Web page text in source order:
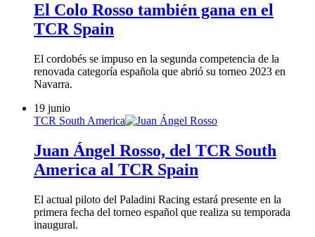
El Colo Rosso también gana en el
TCR Spain
El cordobés se impuso en la segunda competencia de la
renovada categoría española que abrió su torneo 2023 en
Navarra.
19 junio
TCR South America
Juan Ángel Rosso, del TCR South
America al TCR Spain
El actual piloto del Paladini Racing estará presente en la
primera fecha del torneo español que realiza su temporada
inaugural.